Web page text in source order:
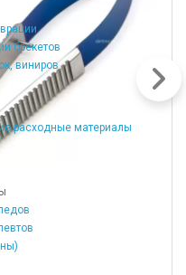
брекетов
виниров
расходные материалы